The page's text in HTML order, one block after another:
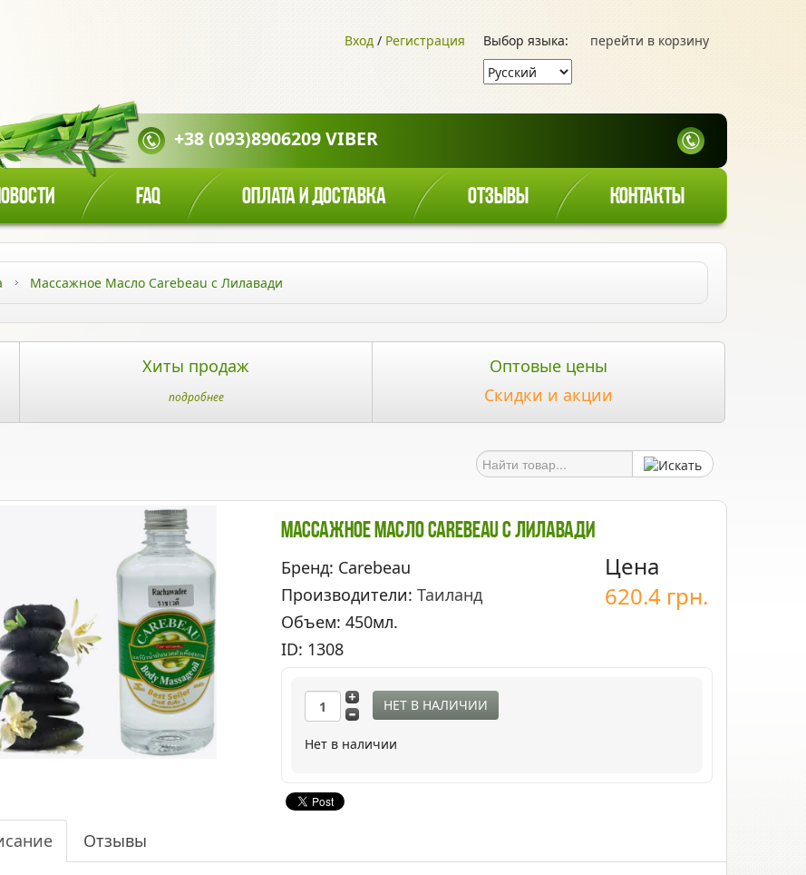
перейти в корзину
Выбор языка:
Вход / Регистрация
+38 (093)8906209 VIBER
FAQ ОПЛАТА И ДОСТАВКА ОТЗЫВЫ КОНТАКТЫ
Массажное Масло Carebeau с Лилавади
Хиты продаж
подробнее
Оптовые цены
Скидки и акции
Массажное Масло Carebeau С Лилавади
Бренд: Carebeau
Производители: Таиланд
Объем: 450мл.
ID: 1308
Цена
620.4 грн.
НЕТ В НАЛИЧИИ
Нет в наличии
Отзывы